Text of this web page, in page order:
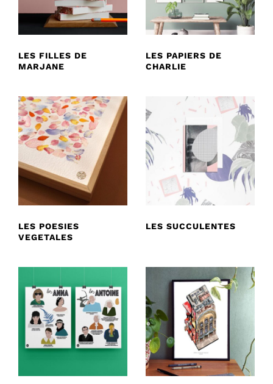
LES FILLES DE
MARJANE
LES PAPIERS DE
CHARLIE
LES POESIES
VEGETALES
LES SUCCULENTES